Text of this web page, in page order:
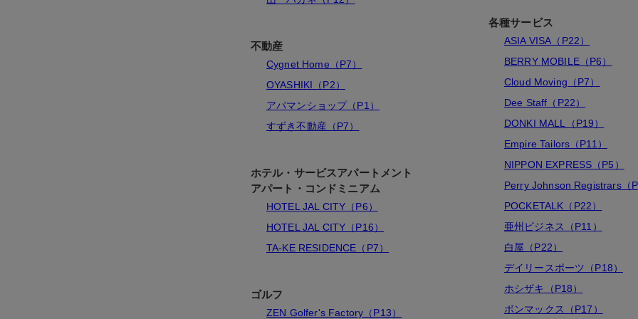
不動産
Cygnet Home（P7）
OYASHIKI（P2）
アパマンショップ（P1）
すずき不動産（P7）
ホテル・サービスアパートメント
アパート・コンドミニアム
HOTEL JAL CITY（P6）
HOTEL JAL CITY（P16）
TA-KE RESIDENCE（P7）
ゴルフ
ZEN Golfer's Factory（P13）
各種サービス
ASIA VISA（P22）
BERRY MOBILE（P6）
Cloud Moving（P7）
Dee Staff（P22）
DONKI MALL（P19）
Empire Tailors（P11）
NIPPON EXPRESS（P5）
Perry Johnson Registrars（
POCKETALK（P22）
亜州ビジネス（P11）
白屋（P22）
デイリースポーツ（P18）
ホシザキ（P18）
ボンマックス（P17）